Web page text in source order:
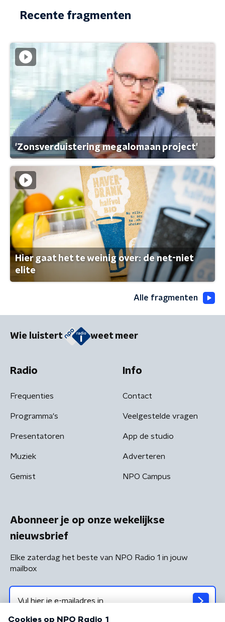
Recente fragmenten
'Zonsverduistering megalomaan project'
Hier gaat het te weinig over: de net-niet
elite
Alle fragmenten
Wie luistert weet meer
Radio
Frequenties
Programma's
Presentatoren
Muziek
Gemist
Info
Contact
Veelgestelde vragen
App de studio
Adverteren
NPO Campus
Abonneer je op onze wekelijkse
nieuwsbrief
Elke zaterdag het beste van NPO Radio 1 in jouw
mailbox